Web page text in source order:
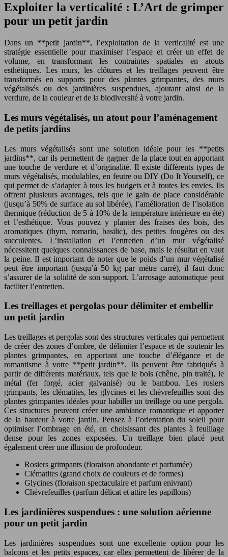
Exploiter la verticalité : L’Art de grimper
pour un petit jardin
Dans un **petit jardin**, l’exploitation de la verticalité est une
stratégie essentielle pour maximiser l’espace et créer un effet de
volume, en transformant les contraintes spatiales en atouts
esthétiques. Les murs, les clôtures et les treillages peuvent être
transformés en supports pour des plantes grimpantes, des murs
végétalisés ou des jardinières suspendues, ajoutant ainsi de la
verdure, de la couleur et de la biodiversité à votre jardin.
Les murs végétalisés, un atout pour l’aménagement
de petits jardins
Les murs végétalisés sont une solution idéale pour les **petits
jardins**, car ils permettent de gagner de la place tout en apportant
une touche de verdure et d’originalité. Il existe différents types de
murs végétalisés, modulables, en feutre ou DIY (Do It Yourself), ce
qui permet de s’adapter à tous les budgets et à toutes les envies. Ils
offrent plusieurs avantages, tels que le gain de place considérable
(jusqu’à 50% de surface au sol libérée), l’amélioration de l’isolation
thermique (réduction de 5 à 10% de la température intérieure en été)
et l’esthétique. Vous pouvez y planter des fraises des bois, des
aromatiques (thym, romarin, basilic), des petites fougères ou des
succulentes. L’installation et l’entretien d’un mur végétalisé
nécessitent quelques connaissances de base, mais le résultat en vaut
la peine. Il est important de noter que le poids d’un mur végétalisé
peut être important (jusqu’à 50 kg par mètre carré), il faut donc
s’assurer de la solidité de son support. L’arrosage automatique peut
faciliter l’entretien.
Les treillages et pergolas pour délimiter et embellir
un petit jardin
Les treillages et pergolas sont des structures verticales qui permettent
de créer des zones d’ombre, de délimiter l’espace et de soutenir les
plantes grimpantes, en apportant une touche d’élégance et de
romantisme à votre **petit jardin**. Ils peuvent être fabriqués à
partir de différents matériaux, tels que le bois (chêne, pin traité), le
métal (fer forgé, acier galvanisé) ou le bambou. Les rosiers
grimpants, les clématites, les glycines et les chèvrefeuilles sont des
plantes grimpantes idéales pour habiller un treillage ou une pergola.
Ces structures peuvent créer une ambiance romantique et apporter
de la hauteur à votre jardin. Pensez à l’orientation du soleil pour
optimiser l’ombrage en été, en choisissant des plantes à feuillage
dense pour les zones exposées. Un treillage bien placé peut
également créer une illusion de profondeur.
Rosiers grimpants (floraison abondante et parfumée)
Clématites (grand choix de couleurs et de formes)
Glycines (floraison spectaculaire et parfum enivrant)
Chèvrefeuilles (parfum délicat et attire les papillons)
Les jardinières suspendues : une solution aérienne
pour un petit jardin
Les jardinières suspendues sont une excellente option pour les
balcons et les petits espaces, car elles permettent de libérer de la